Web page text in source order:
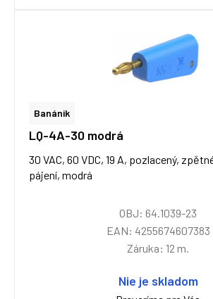
Banánik
LQ-4A-30 modrá
30 VAC, 60 VDC, 19 A, pozlacený,
pájení, modrá
OBJ: 64.1039-23
EAN: 4255674607383
Záruka: 12 m.
Nie je skladom